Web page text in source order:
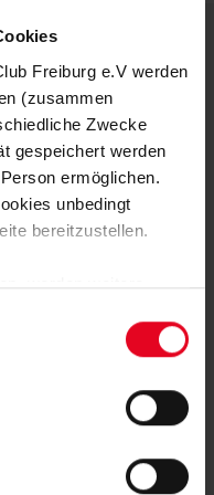
Freiburg e.V werden
(zusammen
Zwecke
gespeichert werden
ermöglichen.
unbedingt
bereitzustellen.
werden weitere
Identifikatoren oder
Durch Klicken auf den
und der
Zwecke gem. §
UNSEREM